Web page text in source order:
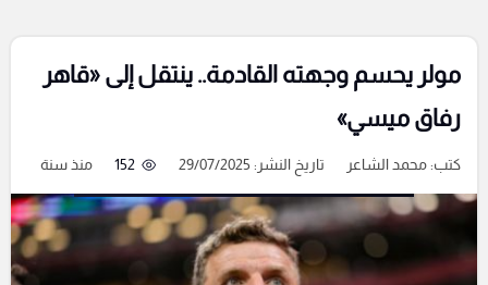
مولر يحسم وجهته القادمة.. ينتقل إلى «قاهر
رفاق ميسي»
كتب:محمد الشاعر تاريخ النشر: 29/07/2025 152 منذ سنة